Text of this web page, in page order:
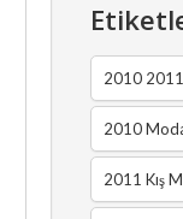
2010 2011
2010
2011 Kış